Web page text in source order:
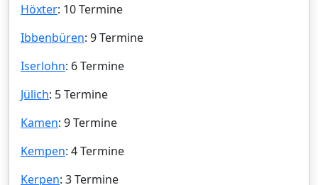
Höxter: 10 Termine
Ibbenbüren: 9 Termine
Iserlohn: 6 Termine
Jülich: 5 Termine
Kamen: 9 Termine
Kempen: 4 Termine
Kerpen: 3 Termine